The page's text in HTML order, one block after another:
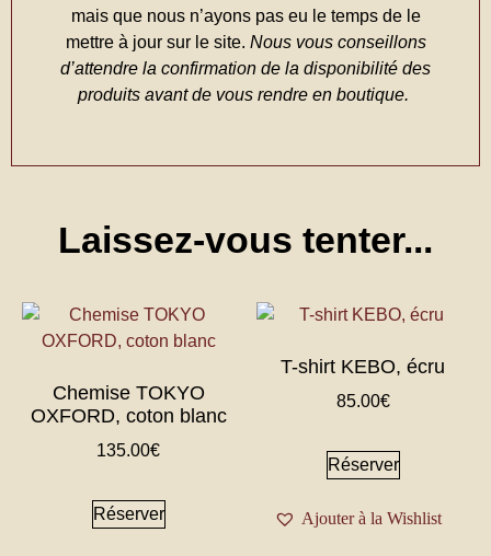
mais que nous n’ayons pas eu le temps de le
mettre à jour sur le site. Nous vous conseillons
d’attendre la confirmation de la disponibilité des
produits avant de vous rendre en boutique.
Laissez-vous tenter...
Chemise TOKYO
OXFORD, coton blanc
135.00€
Réserver
T-shirt KEBO, écru
85.00€
Réserver
Ajouter à la Wishlist